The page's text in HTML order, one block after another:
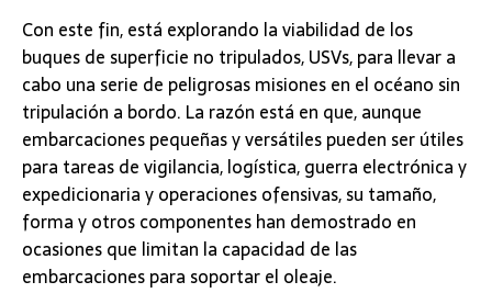
Con este fin, está explorando la viabilidad de los
buques de superficie no tripulados, USVs, para llevar a
cabo una serie de peligrosas misiones en el océano sin
tripulación a bordo. La razón está en que, aunque
embarcaciones pequeñas y versátiles pueden ser útiles
para tareas de vigilancia, logística, guerra electrónica y
expedicionaria y operaciones ofensivas, su tamaño,
forma y otros componentes han demostrado en
ocasiones que limitan la capacidad de las
embarcaciones para soportar el oleaje.